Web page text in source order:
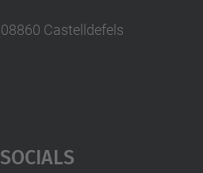
Castelldefels